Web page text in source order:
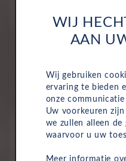
Lichen Kaki Pastellak
All-inclusive prijs
342
p/m. excl. btw o.b.v 60 mnd en
Dacia Spring
WIJ
AAN
Wij gebruiken
ervaring te bieden
onze
Uw voorkeuren
we zullen alleen de
waarvoor u uw
Meer informatie